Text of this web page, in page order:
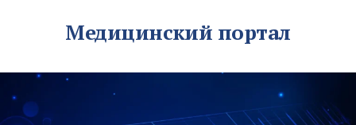
Медицинский портал